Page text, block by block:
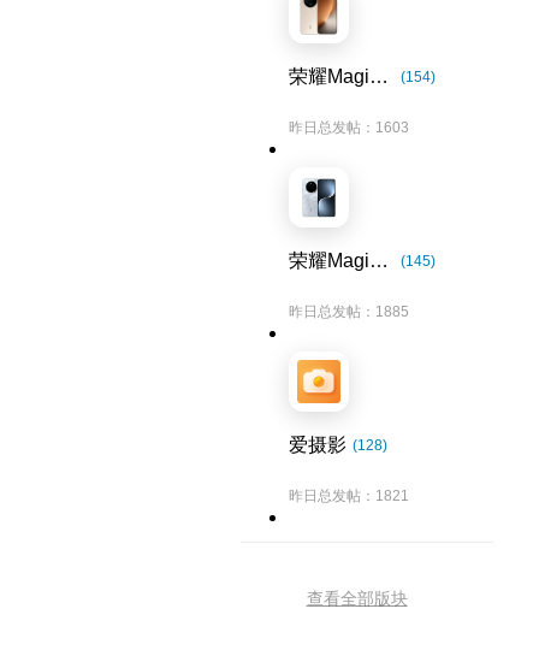
荣耀Magic8系列 (154)
昨日总发帖：1603
荣耀Magic7系列 (145)
昨日总发帖：1885
爱摄影 (128)
昨日总发帖：1821
查看全部版块